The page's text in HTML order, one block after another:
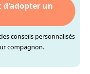
d'adopter un
conseils personnalisés
compagnon.